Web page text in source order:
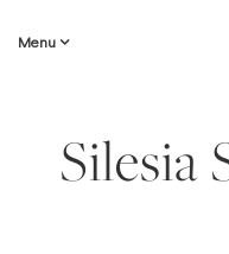
Menu
Silesia